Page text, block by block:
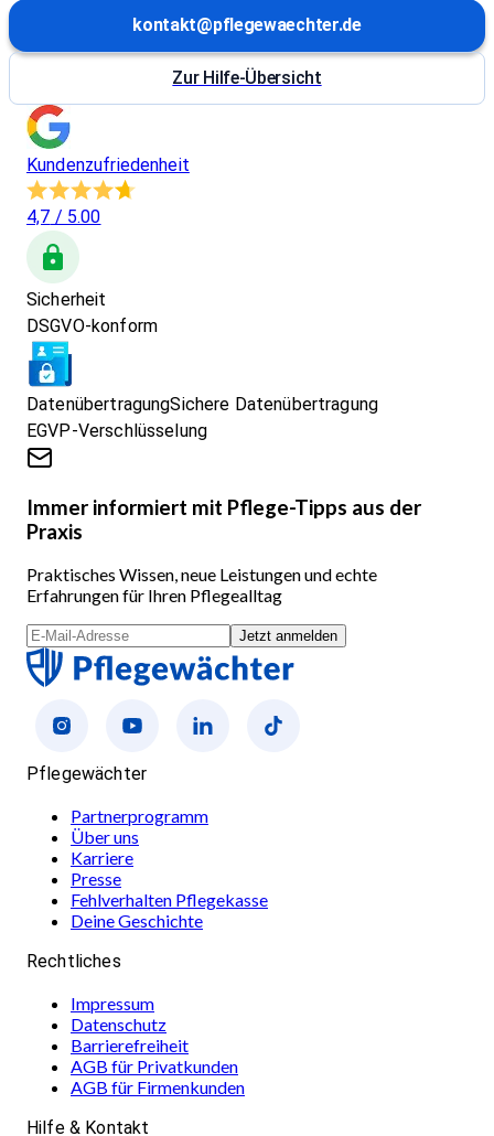
kontakt@pflegewaechter.de
Zur Hilfe-Übersicht
Kundenzufriedenheit
4,7 / 5.00
Sicherheit
DSGVO-konform
DatenübertragungSichere Datenübertragung
EGVP-Verschlüsselung
Immer informiert mit Pflege-Tipps aus der
Praxis
Praktisches Wissen, neue Leistungen und echte
Erfahrungen für Ihren Pflegealltag
Jetzt anmelden
Pflegewächter
Partnerprogramm
Über uns
Karriere
Presse
Fehlverhalten Pflegekasse
Deine Geschichte
Rechtliches
Impressum
Datenschutz
Barrierefreiheit
AGB für Privatkunden
AGB für Firmenkunden
Hilfe & Kontakt